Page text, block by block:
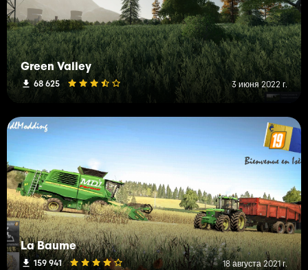
Green Valley
68 625 3 июня 2022 г.
La Baume
159 941 18 августа 2021 г.